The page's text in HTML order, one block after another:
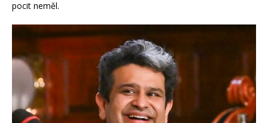
pocit neměl.